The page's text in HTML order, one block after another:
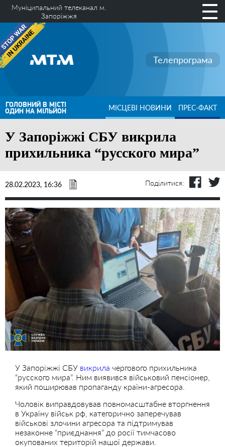
Муніципальний телеканал м.
Запоріжжя
Телепрограма
ГОЛОВНИЙ В МІСТІ
ОДИН НА МІЛЬЙОН МІСЦЕВІ НОВИНИ ПРЕС-ФАКТ
У Запоріжжі СБУ викрила
прихильника “русского мира”
28.02.2023, 16:36 Поділитися:
У Запоріжжі СБУ викрила чергового прихильника
“русского мира”. Ним виявився військовий пенсіонер,
який поширював пропаганду країни-агресора.
Чоловік виправдовував повномасштабне вторгнення
в Україну військ рф, категорично заперечував
військові злочини агресора та підтримував
незаконне “приєднання” до росії тимчасово
окупованих територій нашої держави.